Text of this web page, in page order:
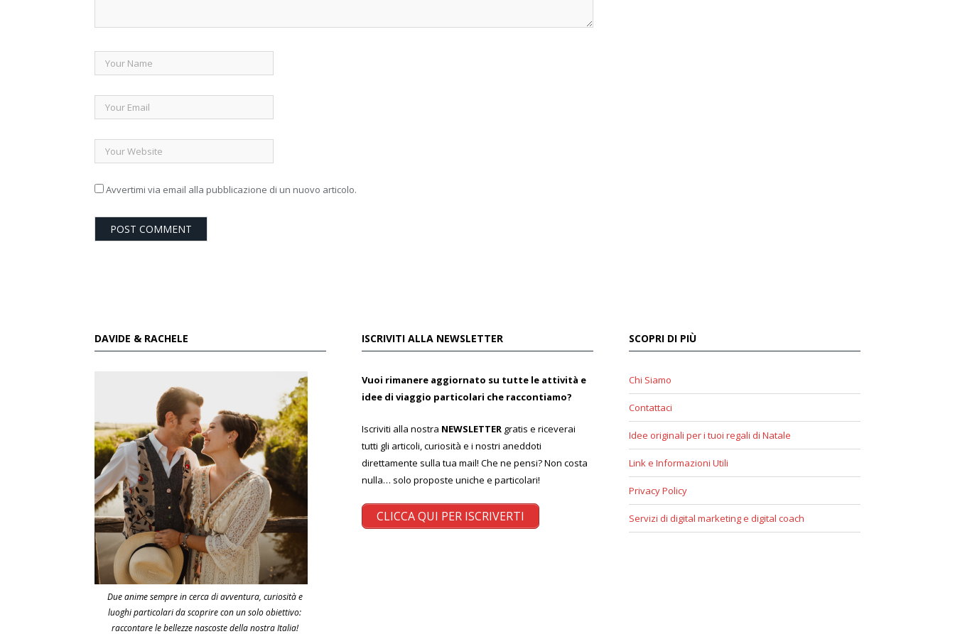
Avvertimi via email alla pubblicazione di un nuovo articolo.
DAVIDE & RACHELE
Due anime sempre in cerca di avventura, curiosità e
luoghi particolari da scoprire con un solo obiettivo:
raccontare le bellezze nascoste della nostra Italia!
ISCRIVITI ALLA NEWSLETTER
Vuoi rimanere aggiornato su tutte le attività e
idee di viaggio particolari che raccontiamo?
Iscriviti alla nostra NEWSLETTER gratis e riceverai
tutti gli articoli, curiosità e i nostri aneddoti
direttamente sulla tua mail! Che ne pensi? Non costa
nulla… solo proposte uniche e particolari!
CLICCA QUI PER ISCRIVERTI
SCOPRI DI PIÙ
Chi Siamo
Contattaci
Idee originali per i tuoi regali di Natale
Link e Informazioni Utili
Privacy Policy
Servizi di digital marketing e digital coach